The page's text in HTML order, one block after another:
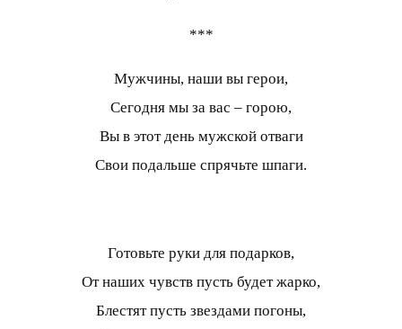
***
Мужчины, наши вы герои,
Сегодня мы за вас – горою,
Вы в этот день мужской отваги
Свои подальше спрячьте шпаги.
Готовьте руки для подарков,
От наших чувств пусть будет жарко,
Блестят пусть звездами погоны,